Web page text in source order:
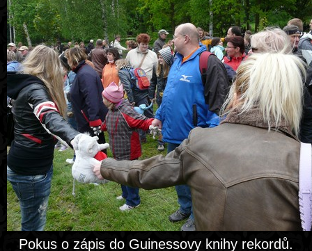
Pokus o zápis do Guinessovy knihy rekordů.